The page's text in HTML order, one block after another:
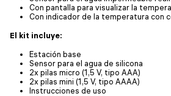
Con pantalla para visualizar la
Con indicador de la temperatura con
El kit incluye:
Estación base
Sensor para el agua de silicona
2x pilas micro (1,5 V, tipo AAA)
2x pilas mini (1,5 V, tipo AAAA)
Instrucciones de uso